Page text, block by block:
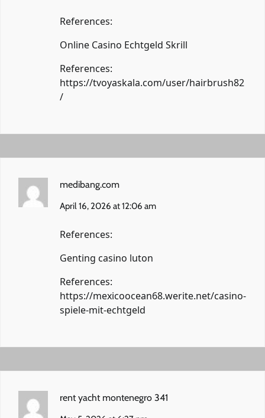
References:
Online Casino Echtgeld Skrill
References:
https://tvoyaskala.com/user/hairbrush82
/
medibang.com
April 16, 2026 at 12:06 am
References:
Genting casino luton
References:
https://mexicoocean68.werite.net/casino-
spiele-mit-echtgeld
rent yacht montenegro 341